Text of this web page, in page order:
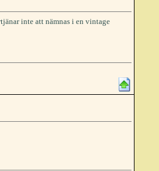
inte att nämnas i en vintage